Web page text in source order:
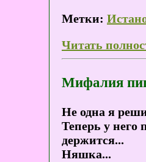
Метки:
Читать
Мифалия
Не одна я
Теперь у него
держится...
Няшка...